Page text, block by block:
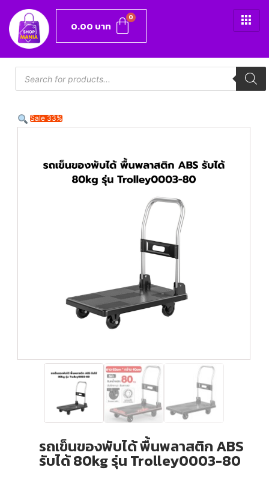
0.00 บาท
Sale 33%
รถเข็นของพับได้ พื้นพลาสติก ABS
รับได้ 80kg รุ่น Trolley0003-80